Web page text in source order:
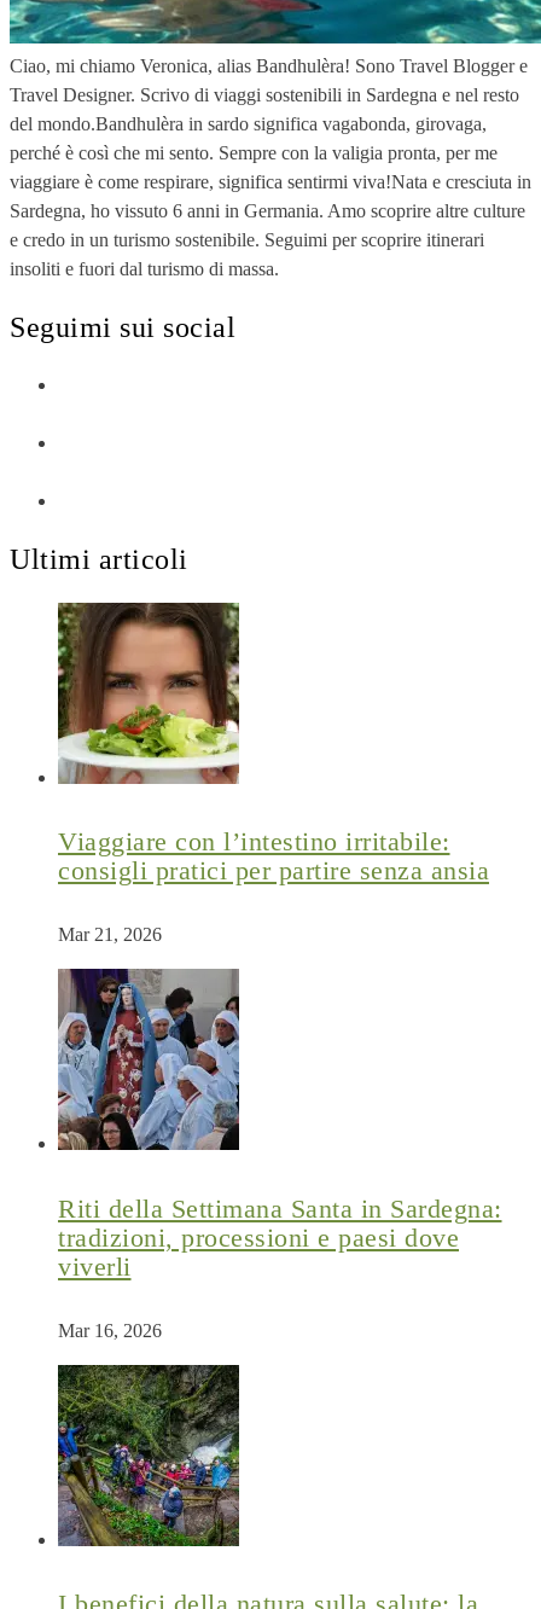
Ciao, mi chiamo Veronica, alias Bandhulèra! Sono Travel Blogger e
Travel Designer. Scrivo di viaggi sostenibili in Sardegna e nel resto
del mondo.Bandhulèra in sardo significa vagabonda, girovaga,
perché è così che mi sento. Sempre con la valigia pronta, per me
viaggiare è come respirare, significa sentirmi viva!Nata e cresciuta in
Sardegna, ho vissuto 6 anni in Germania. Amo scoprire altre culture
e credo in un turismo sostenibile. Seguimi per scoprire itinerari
insoliti e fuori dal turismo di massa.
Seguimi sui social
Ultimi articoli
Viaggiare con l’intestino irritabile:
consigli pratici per partire senza ansia
Mar 21, 2026
Riti della Settimana Santa in Sardegna:
tradizioni, processioni e paesi dove
viverli
Mar 16, 2026